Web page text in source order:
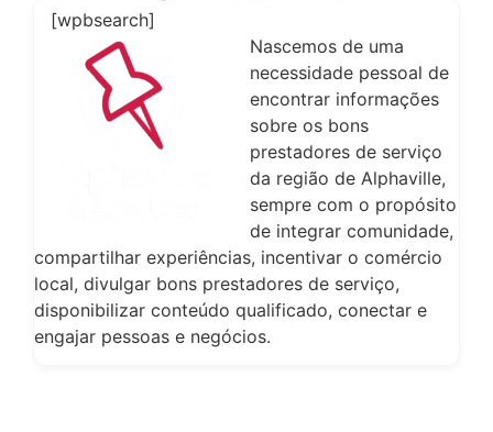
[wpbsearch]
Nascemos de uma
necessidade pessoal de
encontrar informações
sobre os bons
prestadores de serviço
da região de Alphaville,
sempre com o propósito
de integrar comunidade,
compartilhar experiências, incentivar o comércio
local, divulgar bons prestadores de serviço,
disponibilizar conteúdo qualificado, conectar e
engajar pessoas e negócios.